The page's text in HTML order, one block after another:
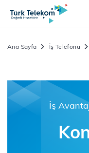
Ana Sayfa İş Telefonu
İş